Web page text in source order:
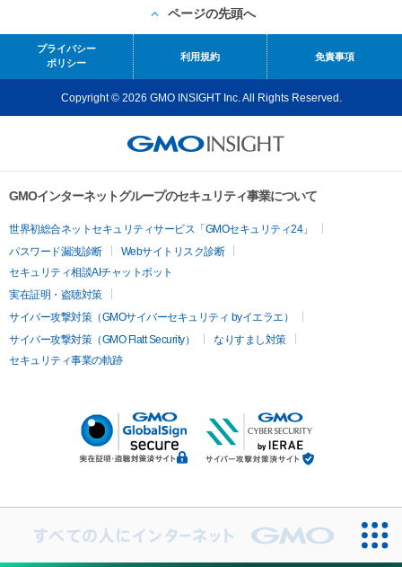
ページの先頭へ
プライバシー
ポリシー
利用規約 免責事項
Copyright © 2026 GMO INSIGHT Inc. All Rights Reserved.
GMOインターネットグループのセキュリティ事業について
世界初総合ネットセキュリティサービス「GMOセキュリティ24」
パスワード漏洩診断
Webサイトリスク診断
セキュリティ相談AIチャットボット
実在証明・盗聴対策
サイバー攻撃対策（GMOサイバーセキュリティ byイエラエ）
サイバー攻撃対策（GMO Flatt Security）
なりすまし対策
セキュリティ事業の軌跡